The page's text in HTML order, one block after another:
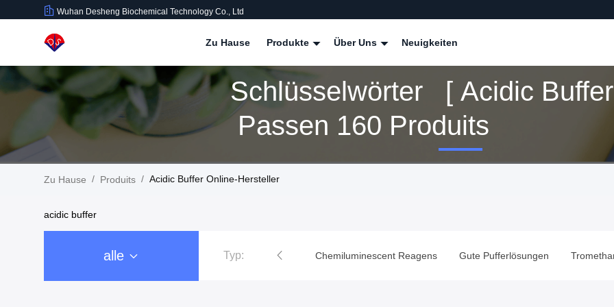
Wuhan Desheng Biochemical Technology Co., Ltd
Zu Hause Produkte Über Uns Neuigkeiten
Schlüsselwörter [ Acidic
Passen 160 Produits
Zu Hause / Produits / Acidic Buffer Online-Hersteller
acidic buffer
alle Typ:
Blut-Sammlungs-Rohr-Zusätze Chemiluminescent Reagens Gute Pufferlösungen Tromethamine Trinder-Reagens